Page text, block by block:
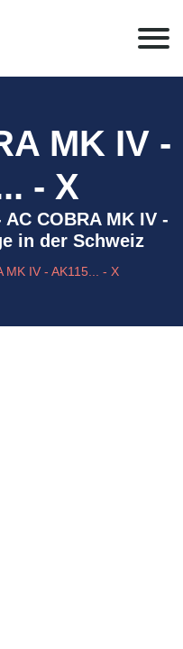
MK IV -
- X
COBRA MK IV -
in der Schweiz
MK IV - AK115... - X